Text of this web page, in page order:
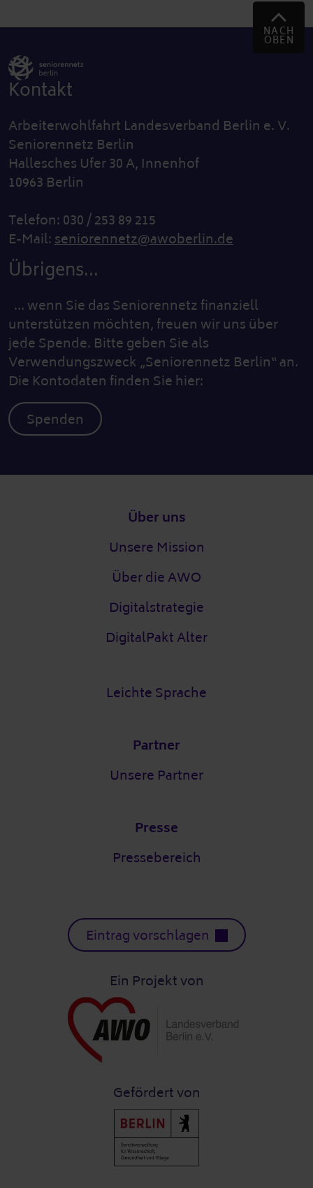
NACH
OBEN
Kontakt
Arbeiterwohlfahrt Landesverband Berlin e. V.
Seniorennetz Berlin
Hallesches Ufer 30 A, Innenhof
10963 Berlin
Telefon: 030 / 253 89 215
E-Mail:seniorennetz@awoberlin.de
Übrigens...
… wenn Sie das Seniorennetz finanziell
unterstützen möchten, freuen wir uns über
jede Spende. Bitte geben Sie als
Verwendungszweck „Seniorennetz Berlin“ an.
Die Kontodaten finden Sie hier:
Spenden
Über uns
Unsere Mission
Über die AWO
Digitalstrategie
DigitalPakt Alter
Leichte Sprache
Partner
Unsere Partner
Presse
Pressebereich
Eintrag vorschlagen
Ein Projekt von
Gefördert von